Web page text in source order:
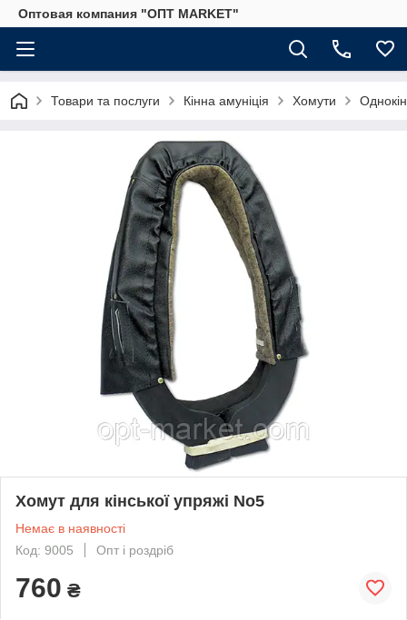
Оптовая компания "ОПТ MARKET"
Товари та послуги Кінна амуніція Хомути
Хомут для кінської упряжі No5
Немає в наявності
Код: 9005
Опт і роздріб
760 ₴